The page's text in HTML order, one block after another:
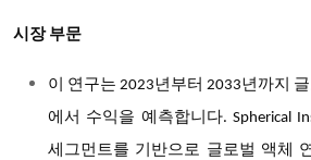
시장 부문
이 연구는 2023년부터 2033년까지
에서 수익을 예측합니다. Spherical
세그먼트를 기반으로 글로벌 액체